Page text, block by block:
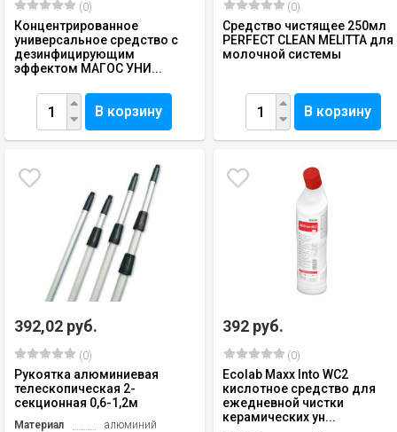
(0)
Концентрированное
универсальное средство с
дезинфицирующим
эффектом МАГОС УНИ...
В корзину
(0)
Средство чистящее 250мл
PERFECT CLEAN MELITTA для
молочной системы
В корзину
392,02 руб.
(0)
Рукоятка алюминиевая
телескопическая 2-
секционная 0,6-1,2м
Материал
алюминий
392 руб.
(0)
Ecolab Maxx Into WC2
кислотное средство для
ежедневной чистки
керамических ун...